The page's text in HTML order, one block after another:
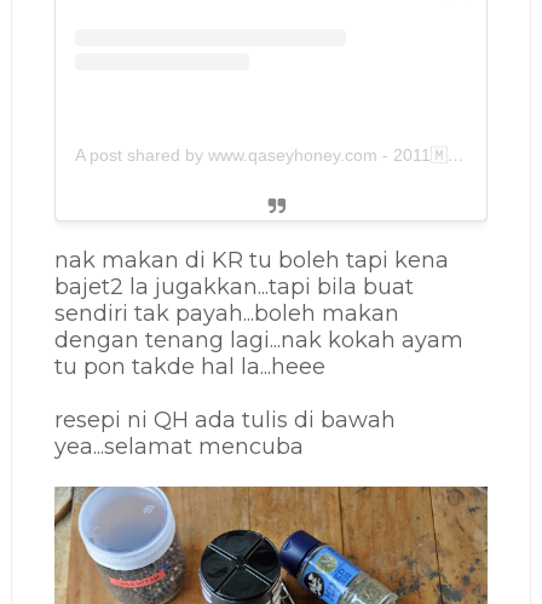
A post shared by www.qaseyhoney.com - 2011🇲🇾 (@qaseyhoney)
nak makan di KR tu boleh tapi kena
bajet2 la jugakkan...tapi bila buat
sendiri tak payah...boleh makan
dengan tenang lagi...nak kokah ayam
tu pon takde hal la...heee
resepi ni QH ada tulis di bawah
yea...selamat mencuba